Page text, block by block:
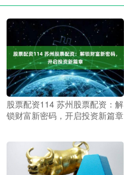
股票配资114 苏州股票配资：解
锁财富新密码，开启投资新篇章